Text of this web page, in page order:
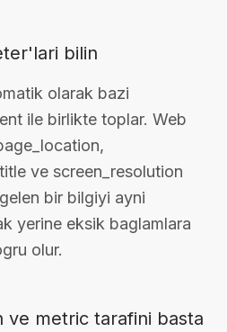
bilin
olarak bazi
ile birlikte toplar. Web
ve screen_resolution
bir bilgiyi ayni
yerine eksik baglamlara
olur.
ve metric tarafini basta